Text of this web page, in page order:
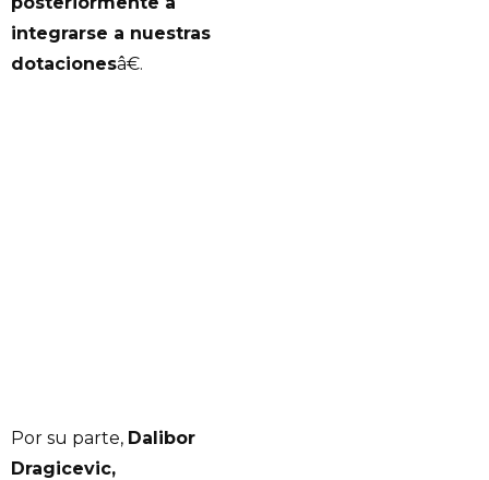
integrarse a nuestras
dotacionesâ€.
Por su parte, Dalibor
Dragicevic,